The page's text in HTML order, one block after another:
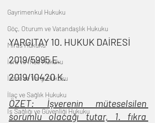
Gayrimenkul Hukuku
Göç, Oturum ve Vatandaşlık Hukuku
Miras Hukuku
İcra ve İflas Hukuku
İdare ve Vergi Hukuku
İlaç ve Sağlık Hukuku
İş Sağlığı ve Güvenliği Hukuku
YARGITAY 10. HUKUK DAİRESİ
2019/5995 E.
2019/10420 K.
ÖZET: İşverenin müteselsilen
sorumlu olacağı tutar, 1. fıkra